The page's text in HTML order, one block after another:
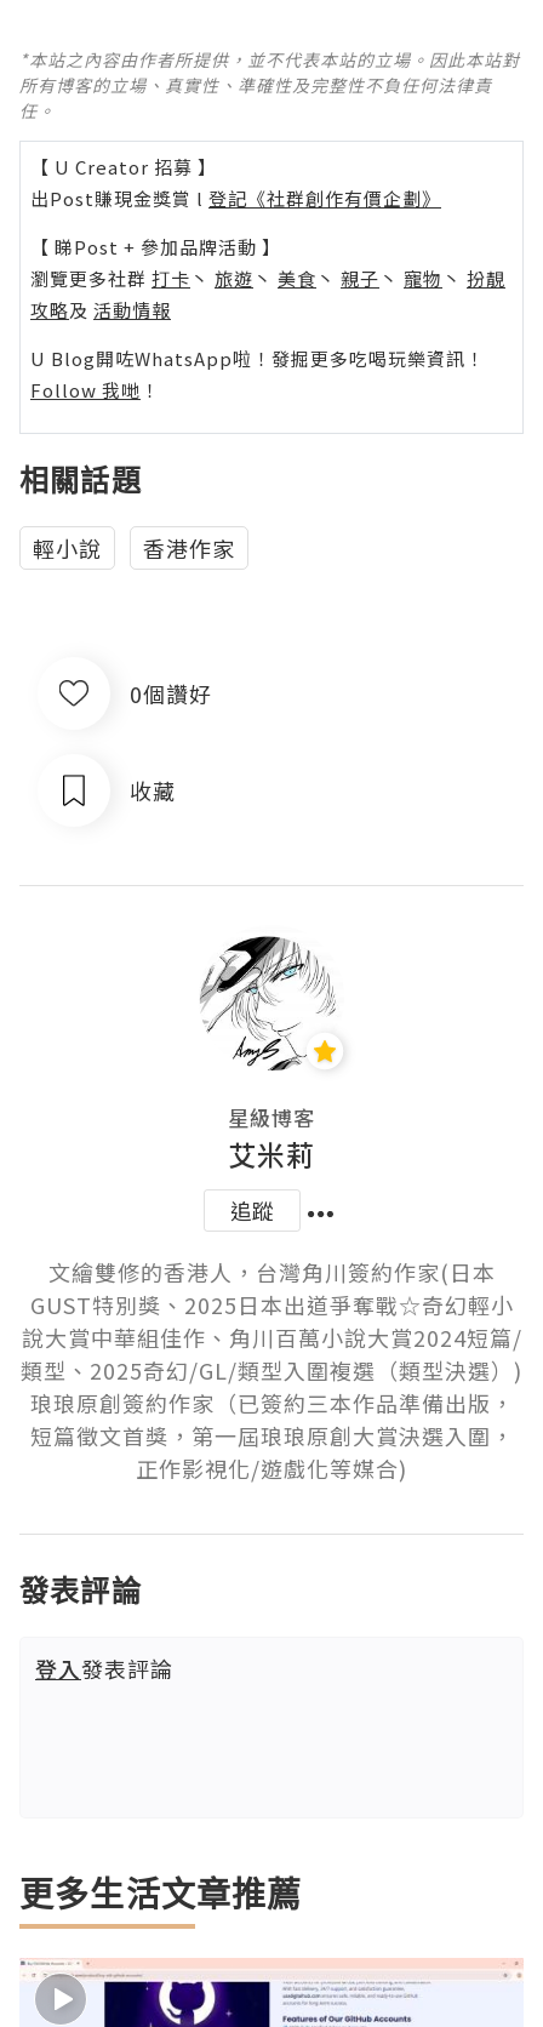
*本站之內容由作者所提供，並不代表本站的立場。因此本站對
所有博客的立場、真實性、準確性及完整性不負任何法律責
任。
【 U Creator 招募 】
出Post賺現金獎賞 l 登記《社群創作有價企劃》
【 睇Post + 參加品牌活動 】
瀏覽更多社群 打卡 丶 旅遊 丶 美食 丶 親子 丶 寵物 丶 扮靚
攻略及 活動情報
U Blog開咗WhatsApp啦！發掘更多吃喝玩樂資訊！
Follow 我哋 ！
相關話題
輕小說 香港作家
0個讚好
收藏
星級博客
艾米莉
追蹤
文繪雙修的香港人，台灣角川簽約作家(日本
GUST特別獎、2025日本出道爭奪戰☆奇幻輕小
說大賞中華組佳作、角川百萬小說大賞2024短篇/
類型、2025奇幻/GL/類型入圍複選（類型決選）)
琅琅原創簽約作家（已簽約三本作品準備出版，
短篇徵文首獎，第一屆琅琅原創大賞決選入圍，
正作影視化/遊戲化等媒合)
發表評論
登入發表評論
更多生活文章推薦